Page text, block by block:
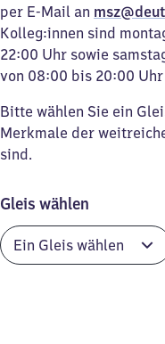
per E-Mail an
Kolleg:innen sind
22:00 Uhr sowie
von 08:00 bis 20:00
Bitte wählen Sie ein
Merkmale der
sind.
Gleis wählen